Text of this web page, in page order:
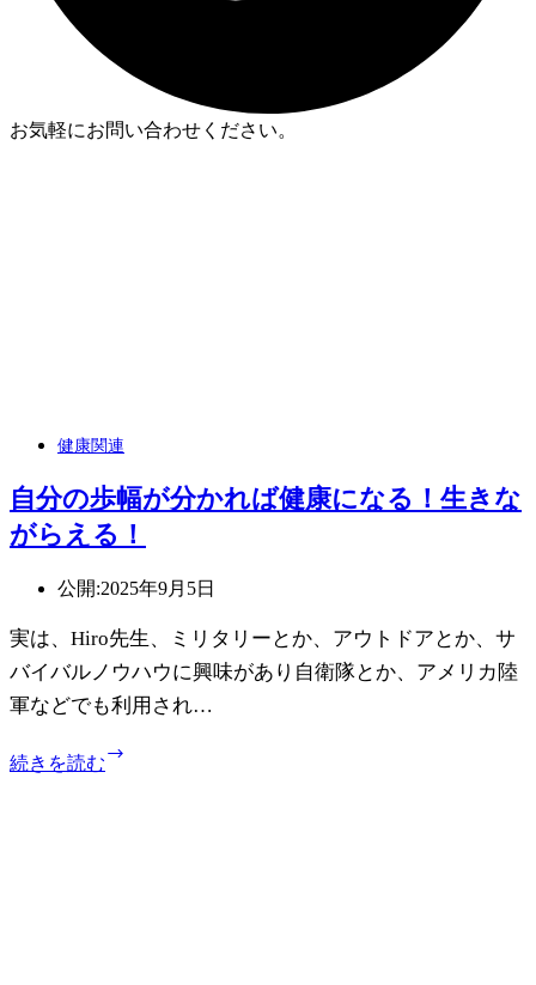
お気軽にお問い合わせください。
健康関連
自分の歩幅が分かれば健康になる！生きな
がらえる！
公開:2025年9月5日
実は、Hiro先生、ミリタリーとか、アウトドアとか、サ
バイバルノウハウに興味があり自衛隊とか、アメリカ陸
軍などでも利用され…
続きを読む